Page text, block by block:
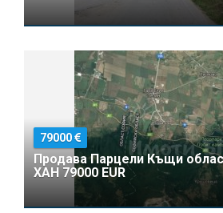
79000
Продава Парцели Къщи
ХАН 79000 EUR